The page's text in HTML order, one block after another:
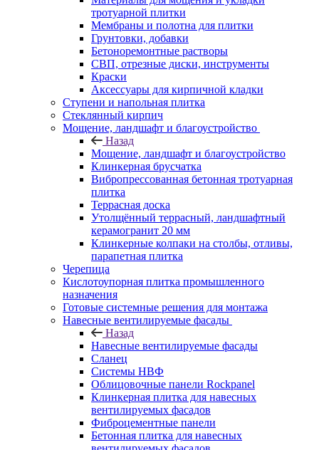
тротуарной плитки
Мембраны и полотна для плитки
Грунтовки, добавки
Бетоноремонтные растворы
СВП, отрезные диски, инструменты
Краски
Аксессуары для кирпичной кладки
Ступени и напольная плитка
Cтеклянный кирпич
Мощение, ландшафт и благоустройство
Назад
Мощение, ландшафт и благоустройство
Клинкерная брусчатка
Вибропрессованная бетонная тротуарная
плитка
Террасная доска
Утолщённый террасный, ландшафтный
керамогранит 20 мм
Клинкерные колпаки на столбы, отливы,
парапетная плитка
Черепица
Кислотоупорная плитка промышленного
назначения
Готовые системные решения для монтажа
Навесные вентилируемые фасады
Назад
Навесные вентилируемые фасады
Сланец
Системы НВФ
Облицовочные панели Rockpanel
Клинкерная плитка для навесных
вентилируемых фасадов
Фиброцементные панели
Бетонная плитка для навесных